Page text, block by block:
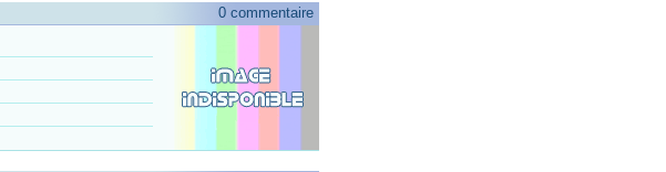
0 commentaire